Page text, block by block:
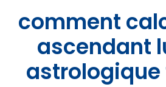
comment
ascendant